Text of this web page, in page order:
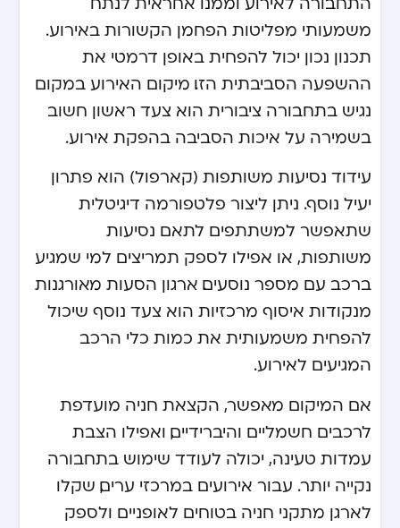
משמעותי מפליטות הפחמן הקשורות באירוע.
תכנון נכון יכול להפחית באופן דרמטי את
ההשפעה הסביבתית הזו. מיקום האירוע במקום
נגיש בתחבורה ציבורית הוא צעד ראשון חשוב
בשמירה על איכות הסביבה בהפקת אירוע.
עידוד נסיעות משותפות (קארפול) הוא פתרון
יעיל נוסף. ניתן ליצור פלטפורמה דיגיטלית
שתאפשר למשתתפים לתאם נסיעות
משותפות, או אפילו לספק תמריצים למי שמגיע
ברכב עם מספר נוסעים. ארגון הסעות מאורגנות
מנקודות איסוף מרכזיות הוא צעד נוסף שיכול
להפחית משמעותית את כמות כלי הרכב
המגיעים לאירוע.
אם המיקום מאפשר, הקצאת חניה מועדפת
לרכבים חשמליים והיברידיים, ואפילו הצבת
עמדות טעינה, יכולה לעודד שימוש בתחבורה
נקייה יותר. עבור אירועים במרכזי ערים, שקלו
לארגן מתקני חניה בטוחים לאופניים ולספק